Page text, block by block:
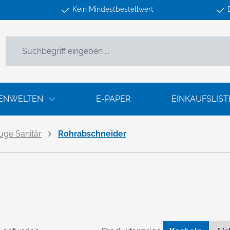
Kein Mindestbestellwert
E-PAPER
Sanitär Rohrabschneider